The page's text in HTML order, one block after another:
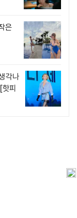
은
각나
피